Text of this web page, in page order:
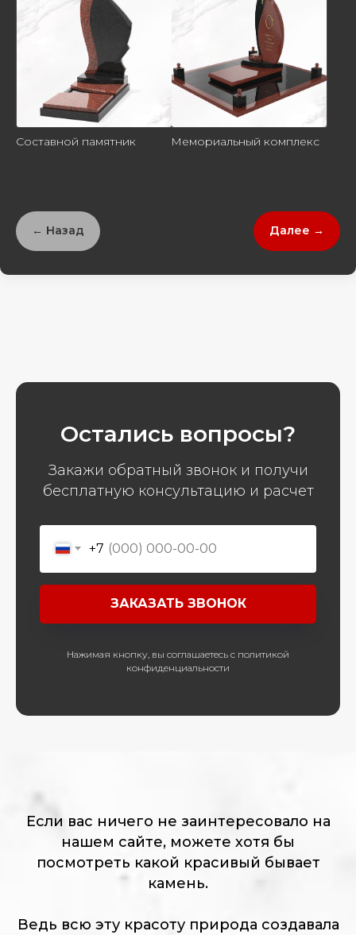
Составной памятник Мемориальный комплекс
← Назад Далее →
Остались вопросы?
Закажи обратный звонок и получи
бесплатную консультацию и расчет
+7
ЗАКАЗАТЬ ЗВОНОК
Нажимая кнопку, вы соглашаетесь с политикой
конфиденциальности
Если вас ничего не заинтересовало на
нашем сайте, можете хотя бы
посмотреть какой красивый бывает
камень.
Ведь всю эту красоту природа создавала